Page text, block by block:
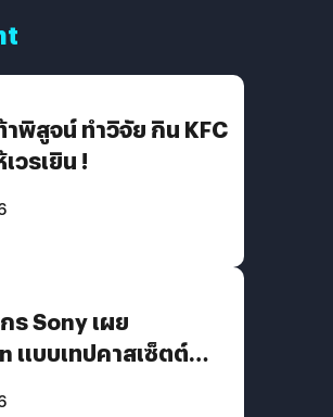
พิสูจน์ ทำวิจัย กิน KFC
วรเยิน !
Sony เผย
แบบเทปคาสเซ็ตต์